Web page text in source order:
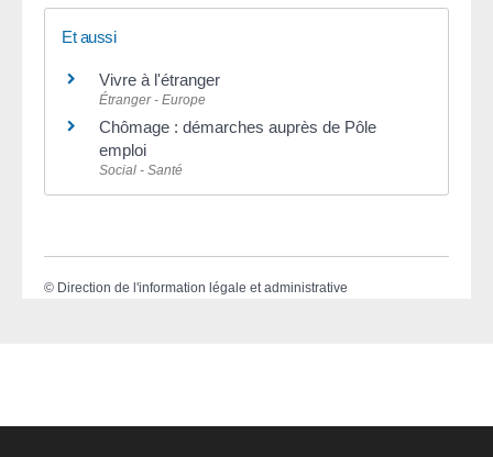
Et aussi
Vivre à l'étranger
Étranger - Europe
Chômage : démarches auprès de Pôle
emploi
Social - Santé
© Direction de l'information légale et administrative